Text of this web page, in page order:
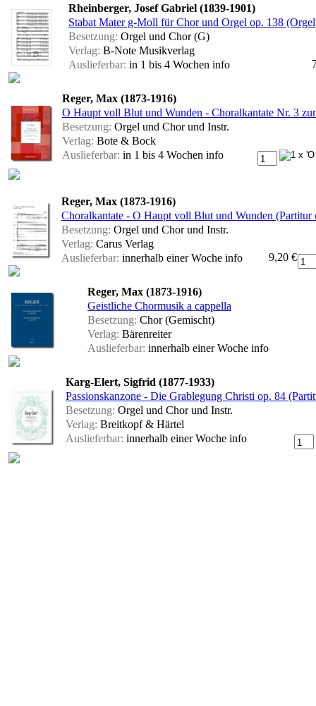
Rheinberger, Josef Gabriel (1839-1901)
Stabat Mater g-Moll für Chor und Orgel op. 138
Besetzung: Orgel und Chor (G)
Verlag: B-Note Musikverlag
Auslieferbar: in 1 bis 4 Wochen info
Reger, Max (1873-1916)
O Haupt voll Blut und Wunden - Choralkantate Nr. 3
Besetzung: Orgel und Chor und Instr.
Verlag: Bote & Bock
Auslieferbar: in 1 bis 4 Wochen info
Reger, Max (1873-1916)
Choralkantate - O Haupt voll Blut und Wunden (Partitur
Besetzung: Orgel und Chor und Instr.
Verlag: Carus Verlag
Auslieferbar: innerhalb einer Woche info 9,20 €
Reger, Max (1873-1916)
Geistliche Chormusik a cappella
Besetzung: Chor (Gemischt)
Verlag: Bärenreiter
Auslieferbar: innerhalb einer Woche info
Karg-Elert, Sigfrid (1877-1933)
Passionskanzone - Die Grablegung Christi op. 84
Besetzung: Orgel und Chor und Instr.
Verlag: Breitkopf & Härtel
Auslieferbar: innerhalb einer Woche info